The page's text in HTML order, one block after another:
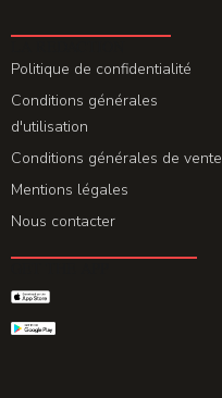
Politique de confidentialité
Conditions générales
d'utilisation
Conditions générales de vente
Mentions légales
Nous contacter